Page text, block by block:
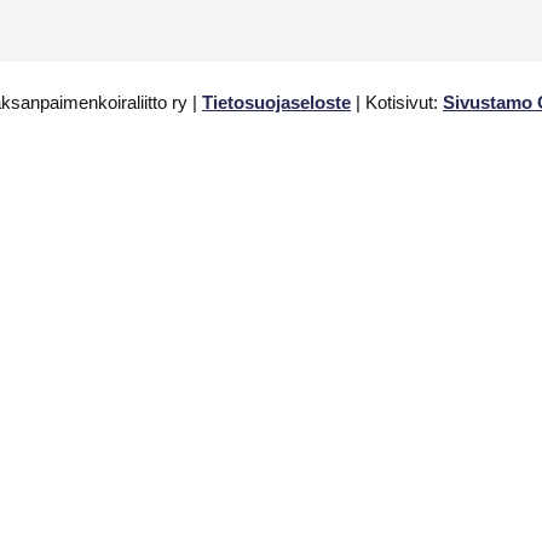
ry | Tietosuojaseloste | Kotisivut: Sivustamo